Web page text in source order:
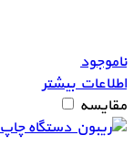
ناموجود
اطلاعات بیشتر
مقایسه